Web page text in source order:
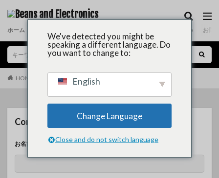
ホーム Release お問
HOME Contact
Contact
お名前 必須
We've detected you might be
speaking a different language. Do
you want to change to:
English
Change Language
Close and do not switch language